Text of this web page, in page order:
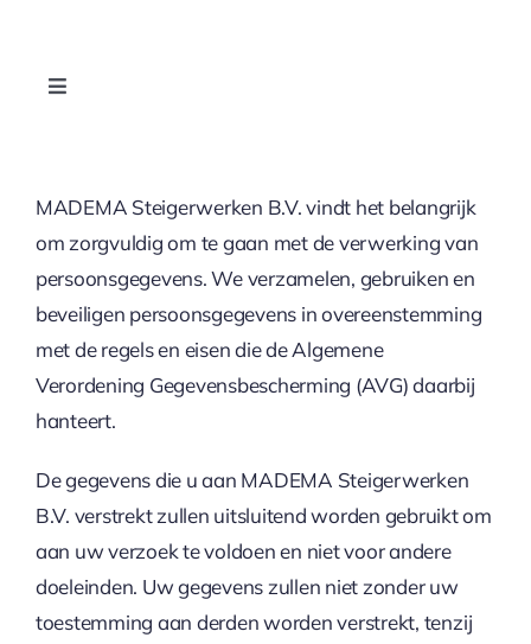
inhoudToggle
Contact
Over ons
MADEMA Steigerwerken B.V. vindt het belangrijk
om zorgvuldig om te gaan met de verwerking van
persoonsgegevens. We verzamelen, gebruiken en
beveiligen persoonsgegevens in overeenstemming
met de regels en eisen die de Algemene
Verordening Gegevensbescherming (AVG) daarbij
hanteert.
De gegevens die u aan MADEMA Steigerwerken
B.V. verstrekt zullen uitsluitend worden gebruikt om
aan uw verzoek te voldoen en niet voor andere
doeleinden. Uw gegevens zullen niet zonder uw
toestemming aan derden worden verstrekt, tenzij